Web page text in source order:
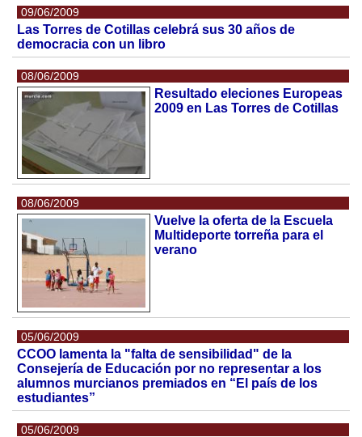
09/06/2009
Las Torres de Cotillas celebrá sus 30 años de
democracia con un libro
08/06/2009
Resultado eleciones Europeas
2009 en Las Torres de Cotillas
08/06/2009
Vuelve la oferta de la Escuela
Multideporte torreña para el
verano
05/06/2009
CCOO lamenta la "falta de sensibilidad" de la
Consejería de Educación por no representar a los
alumnos murcianos premiados en “El país de los
estudiantes”
05/06/2009